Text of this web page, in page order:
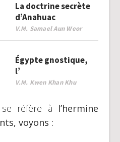
La doctrine secrète
d’Anahuac
V.M. Samael Aun Weor
Égypte gnostique,
l’
V.M. Kwen Khan Khu
se réfère à l’hermine
voyons :